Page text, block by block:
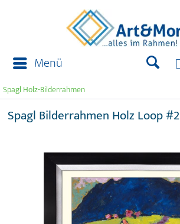
Menü
Spagl Holz-Bilderrahmen
Spagl Bilderrahmen Holz Loop #2